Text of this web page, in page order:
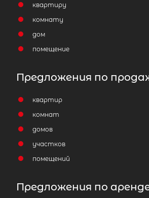
52 500 000
Количество соток
Подходит под с/х ипотеку
квартиру
комнату
дом
помещение
Предложения по
квартир
комнат
домов
участков
помещений
Предложения по